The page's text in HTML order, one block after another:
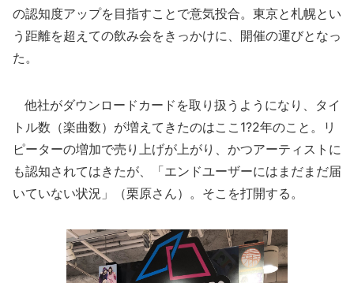
の認知度アップを目指すことで意気投合。東京と札幌とい
う距離を超えての飲み会をきっかけに、開催の運びとなっ
た。
他社がダウンロードカードを取り扱うようになり、タイ
トル数（楽曲数）が増えてきたのはここ1?2年のこと。リ
ピーターの増加で売り上げが上がり、かつアーティストに
も認知されてはきたが、「エンドユーザーにはまだまだ届
いていない状況」（栗原さん）。そこを打開する。